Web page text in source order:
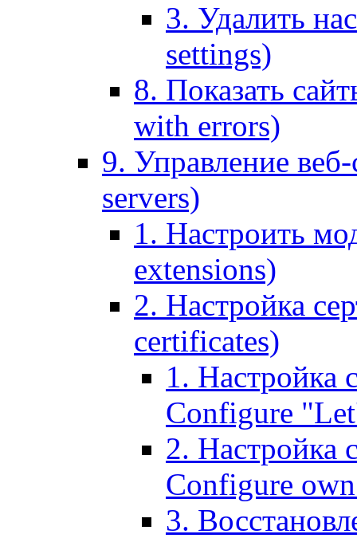
3. Удалить
settings)
8. Показать
with errors)
9. Управление
servers)
1. Настроить
extensions)
2. Настройка
certificates)
1. Настройка
Configure
2. Настройка
Configure
3.